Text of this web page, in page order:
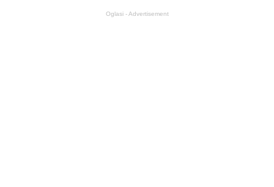
Oglasi - Advertisement